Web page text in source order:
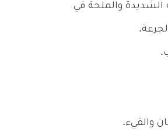
الشديدة والملحة في
والقيء.